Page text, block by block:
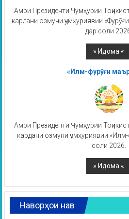
Амри Президенти Ҷумҳурии
кардани озмуни ҷумҳуриявии
дар соли
«Илм-фурӯғи
Амри Президенти Ҷумҳурии
кардани озмуни ҷумҳуриявии
соли 2026.
Наворҳои нав